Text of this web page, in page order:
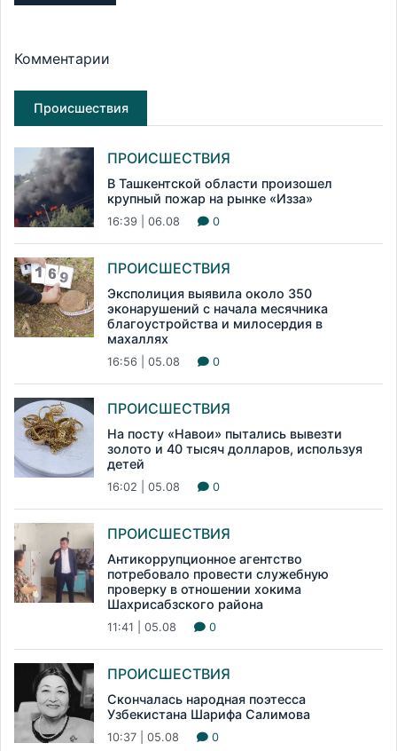
Комментарии
Происшествия
ПРОИСШЕСТВИЯ
В Ташкентской области произошел
крупный пожар на рынке «Изза»
16:39 | 06.08 0
ПРОИСШЕСТВИЯ
Эксполиция выявила около 350
эконарушений с начала месячника
благоустройства и милосердия в
махаллях
16:56 | 05.08 0
ПРОИСШЕСТВИЯ
На посту «Навои» пытались вывезти
золото и 40 тысяч долларов, используя
детей
16:02 | 05.08 0
ПРОИСШЕСТВИЯ
Антикоррупционное агентство
потребовало провести служебную
проверку в отношении хокима
Шахрисабзского района
11:41 | 05.08 0
ПРОИСШЕСТВИЯ
Скончалась народная поэтесса
Узбекистана Шарифа Салимова
10:37 | 05.08 0